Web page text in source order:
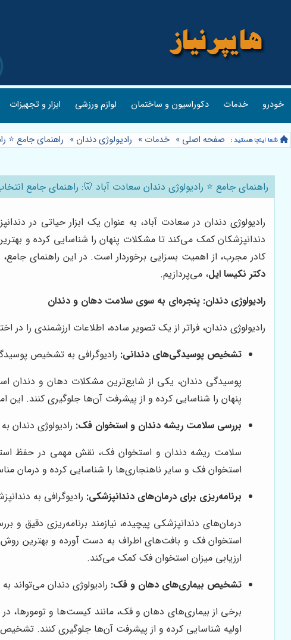
خودرو خدمات دکوراسیون و ساختمان لوازم ورزشی ابزار و تجهیزات
صفحه اصلی » خدمات » رادیولوژی دندان » راهنمای جامع ⭐️
راهنمای جامع ⭐️ رادیولوژی دندان سعادت آباد 🦷: راهنمای جامع
رادیولوژی دندان در سعادت آباد، به عنوان یک ابزار حیاتی در
دندانپزشکان کمک می‌کند تا مشکلات پنهان را شناسایی کرده و
کادر مجرب، از اهمیت بسزایی برخوردار است. در این راهنمای
دکتر نکیسا ایل، می‌پردازیم.
رادیولوژی دندان: پنجره‌ای به سوی سلامت دهان و دندان
رادیولوژی دندان، فراتر از یک تصویر ساده، اطلاعات ارزشمندی را در
تشخیص پوسیدگی‌های دندانی: رادیوگرافی به تشخیص
پوسیدگی دندان، یکی از شایع‌ترین مشکلات دهان و دندان
پنهان را شناسایی کرده و از پیشرفت آن‌ها جلوگیری کنند.
بررسی سلامت ریشه دندان و استخوان فک: رادیولوژی
سلامت ریشه دندان و استخوان فک، نقش مهمی در حفظ
استخوان فک و سایر ناهنجاری‌ها را شناسایی کرده و درمان
برنامه‌ریزی برای درمان‌های دندانپزشکی: رادیوگرافی به
درمان‌های دندانپزشکی پیچیده، نیازمند برنامه‌ریزی دقیق
استخوان فک و بافت‌های اطراف به دست آورده و بهترین روش
ارزیابی میزان استخوان فک کمک می‌کند.
تشخیص بیماری‌های دهان و فک: رادیولوژی دندان
برخی از بیماری‌های دهان و فک، مانند کیست‌ها و تومورها،
اولیه شناسایی کرده و از پیشرفت آن‌ها جلوگیری کنند.